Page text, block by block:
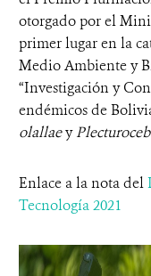
otorgado por el
primer lugar en la
Medio Ambiente y
“Investigación y
endémicos de
olallaey
Enlace a la nota del
Tecnología 2021